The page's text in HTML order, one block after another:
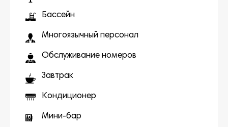
Бассейн
Многоязычный персонал
Обслуживание номеров
Завтрак
Кондиционер
Мини-бар